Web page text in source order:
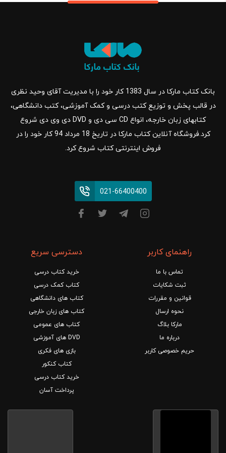
بانک کتاب مارکا در سال 1383 کار خود را با مدیریت آقای وحید نظری
در قالب پخش و توزیع کتب درسی و کمک آموزشی، کتب دانشگاهی،
کتابهای زبان خارجه، انواع CD سی دی و DVD دی وی دی شروع
کرد.فروشگاه آنلاین کتاب مارکا در تاریخ 18 مرداد 94 کار خود را در
فروش اینترنتی کتاب شروع کرد.
021-66400400
راهنمای کاربر
تماس با ما
ثبت شکایات
قوانین و مقررات
نحوه ارسال
مارکا بلاگ
درباره ما
حریم خصوصی کاربر
دسترسی سریع
خرید کتاب درسی
کتاب کمک درسی
کتاب های دانشگاهی
کتاب های زبان خارجی
کتاب های عمومی
DVD های آموزشی
بازی های فکری
کتاب کنکور
خرید کتاب درسی
پرداخت آسان